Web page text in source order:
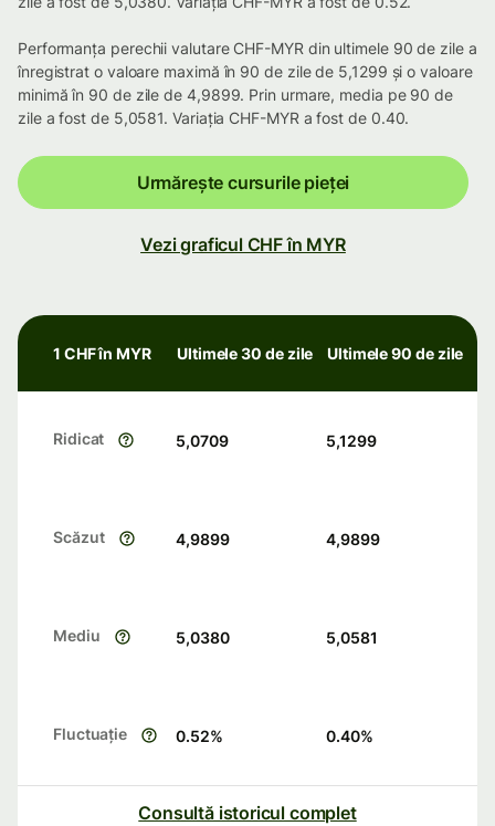
Performanța perechii valutare CHF-MYR din ultimele 90 de zile a
înregistrat o valoare maximă în 90 de zile de 5,1299 și o valoare
minimă în 90 de zile de 4,9899. Prin urmare, media pe 90 de
zile a fost de 5,0581. Variația CHF-MYR a fost de 0.40.
Urmărește cursurile pieței
Vezi graficul CHF în MYR
1 CHF în MYR Ultimele 30 de zile Ultimele 90 de zile
Ridicat 5,0709 5,1299
Scăzut 4,9899 4,9899
Mediu 5,0380 5,0581
Fluctuație 0.52% 0.40%
Consultă istoricul complet